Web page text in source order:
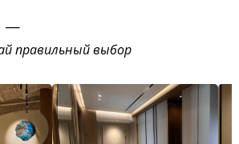
—
правильный выбор